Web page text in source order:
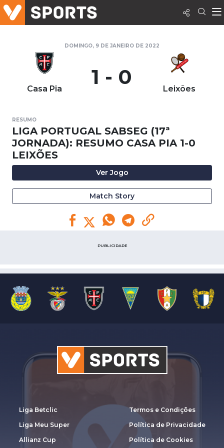
DOMINGO, 9 DE JANEIRO DE 2022
Casa Pia 1 - 0 Leixões
RESUMO
LIGA PORTUGAL SABSEG (17ª
JORNADA): RESUMO CASA PIA 1-0
LEIXÕES
Ver Jogo
Match Story
PUBLICIDADE
Liga Betclic
Liga Meu Super
Allianz Cup
Termos e Condições
Política de Privacidade
Política de Cookies